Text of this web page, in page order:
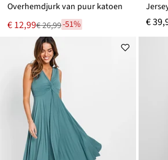
Overhemdjurk van puur katoen
Nu
voor
€ 12,99
Van
€ 26,99
€ 26,99-51% €